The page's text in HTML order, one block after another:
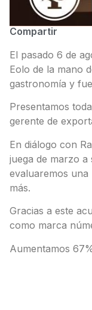
Compartir
El pasado 6 de
Eolo de la mano
gastronomía y
Presentamos
gerente de
En diálogo con
juega de marzo
evaluaremos
más.
Gracias a este
como marca
Aumentamos